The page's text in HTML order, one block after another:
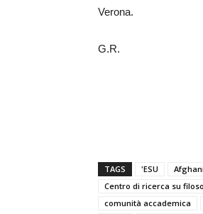
Verona.
G.R.
TAGS 'ESU
Centro di ricerca su
comunità accademica